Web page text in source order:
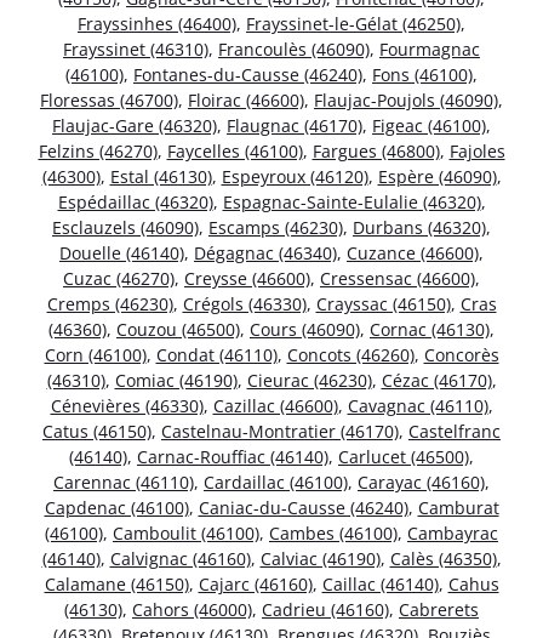
Frayssinhes (46400), Frayssinet-le-Gélat (46250),
Frayssinet (46310), Francoulès (46090), Fourmagnac
(46100), Fontanes-du-Causse (46240), Fons (46100),
Floressas (46700), Floirac (46600), Flaujac-Poujols (46090),
Flaujac-Gare (46320), Flaugnac (46170), Figeac (46100),
Felzins (46270), Faycelles (46100), Fargues (46800), Fajoles
(46300), Estal (46130), Espeyroux (46120), Espère (46090),
Espédaillac (46320), Espagnac-Sainte-Eulalie (46320),
Esclauzels (46090), Escamps (46230), Durbans (46320),
Douelle (46140), Dégagnac (46340), Cuzance (46600),
Cuzac (46270), Creysse (46600), Cressensac (46600),
Cremps (46230), Crégols (46330), Crayssac (46150), Cras
(46360), Couzou (46500), Cours (46090), Cornac (46130),
Corn (46100), Condat (46110), Concots (46260), Concorès
(46310), Comiac (46190), Cieurac (46230), Cézac (46170),
Cénevières (46330), Cazillac (46600), Cavagnac (46110),
Catus (46150), Castelnau-Montratier (46170), Castelfranc
(46140), Carnac-Rouffiac (46140), Carlucet (46500),
Carennac (46110), Cardaillac (46100), Carayac (46160),
Capdenac (46100), Caniac-du-Causse (46240), Camburat
(46100), Camboulit (46100), Cambes (46100), Cambayrac
(46140), Calvignac (46160), Calviac (46190), Calès (46350),
Calamane (46150), Cajarc (46160), Caillac (46140), Cahus
(46130), Cahors (46000), Cadrieu (46160), Cabrerets